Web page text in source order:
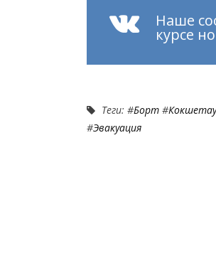
Наше
курсе
Теги: #Борт #Кокшетау
#Эвакуация